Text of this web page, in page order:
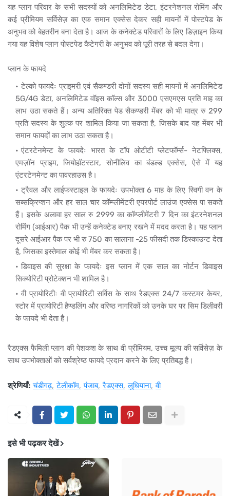
यह प्लान परिवार के सभी सदस्यों को अनलिमिटेड डेटा, इंटरनेशनल रोमिंग और
कई प्रीमियम सर्विसेज़ का एक समान एक्सेस देकर सही मायनों में पोस्टपेड के
अनुभव को बेहतरीन बना देता है। आज के कनेक्टेड परिवारों के लिए डिज़ाइन किया
गया यह विशेष प्लान पोस्टपेड कैटेगरी के अनुभव को पूरी तरह से बदल देगा।
प्लान के फायदे
टेल्को फायदेः प्राइमरी एवं सैकण्डरी दोनों सदस्य सही मायनों में अनलिमिटेड
5G/4G डेटा, अनलिमिटेड वॉइस कॉल्स और 3000 एसएमएस प्रति माह का
लाभ उठा सकते हैं। अन्य अतिरिक्त पेड सैकण्डरी मेंबर को भी मात्र रु 299
प्रति सदस्य के शुल्क पर शामिल किया जा सकता है, जिसके बाद यह मेंबर भी
समान फायदों का लाभ उठा सकता है।
एंटरटेनमेन्ट के फायदेः भारत के टॉप ओटीटी प्लेटफॉर्म्स- नेटफ्लिक्स,
एमज़ॉन प्राइम, जियोहॉटस्टार, सोनीलिव का बंडल्ड एक्सेस, ऐसे में यह
एंटरटेनमेन्ट का पावरहाउस है।
ट्रैवल और लाईफस्टाइल के फायदेः उपभोक्ता 6 माह के लिए स्विगी वन के
सब्सक्रिप्शन और हर साल चार कॉम्प्लीमेंटरी एयरपोर्ट लाउंज एक्सेस पा सकते
हैं। इसके अलावा हर साल रु 2999 का कॉम्प्लीमेंटरी 7 दिन का इंटरनेशनल
रोमिंग (आईआर) पैक भी उन्हें कनेक्टेड बनाए रखने में मदद करता है। यह प्लान
दूसरे आईआर पैक पर भी रु 750 का सालाना -25 फीसदी तक डिस्काउन्ट देता
है, जिसका इस्तेमाल कोई भी मेंबर कर सकता है।
डिवाइस की सुरक्षा के फायदेः इस प्लान में एक साल का नोर्टन डिवाइस
सिक्योरिटी प्रोटेक्शन भी शामिल है।
वी प्रायोरिटीः वी प्रायोरिटी सर्विस के साथ रैडएक्स 24/7 कस्टमर केयर,
स्टोर में प्रायोरिटी हैण्डलिंग और वरिष्ठ नागरिकों को उनके घर पर सिम डिलीवरी
के फायदे भी देता है।
रैडएक्स फैमिली प्लान की पेशकश के साथ वी प्रीमियम, उच्च मूल्य की सर्विसेज़ के
साथ उपभोक्ताओं को सर्वश्रेष्ठ फायदे प्रदान करने के लिए प्रतिबद्ध है।
श्रेणियाँ: चंडीगढ़ टेलीकॉम पंजाब रैडएक्स लुधियाना वी
इसे भी पढ़कर देखें